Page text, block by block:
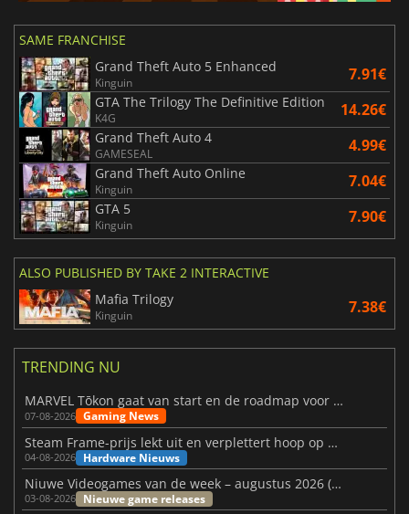
SAME FRANCHISE
Grand Theft Auto 5 Enhanced
Kinguin 7.91€
GTA The Trilogy The Definitive Edition
K4G 14.26€
Grand Theft Auto 4
GAMESEAL 4.99€
Grand Theft Auto Online
Kinguin 7.04€
GTA 5
Kinguin 7.90€
ALSO PUBLISHED BY TAKE 2 INTERACTIVE
Mafia Trilogy
Kinguin 7.38€
TRENDING NU
MARVEL Tōkon gaat van start en de roadmap voor jaar 1 is bekendgemaakt
07-08-2026 Gaming News
Steam Frame-prijs lekt uit en verplettert hoop op betaalbare VR
04-08-2026 Hardware Nieuws
Niuwe Videogames van de week – augustus 2026 (week 32)
03-08-2026 Nieuwe game releases